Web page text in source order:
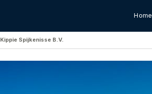
Home
Kippie Spijkenisse B.V.